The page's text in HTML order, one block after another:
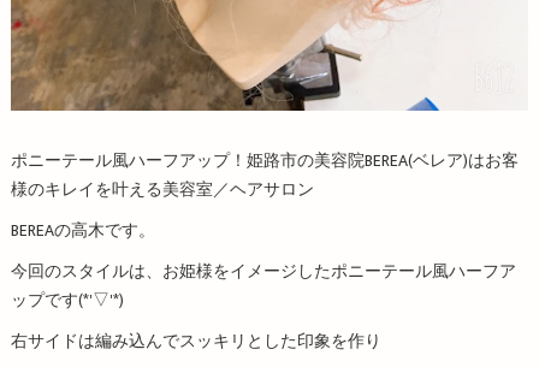
ポニーテール風ハーフアップ！姫路市の美容院BEREA(ベレア)はお客
様のキレイを叶える美容室／ヘアサロン
BEREAの高木です。
今回のスタイルは、お姫様をイメージしたポニーテール風ハーフア
ップです(*'▽'*)
右サイドは編み込んでスッキリとした印象を作り